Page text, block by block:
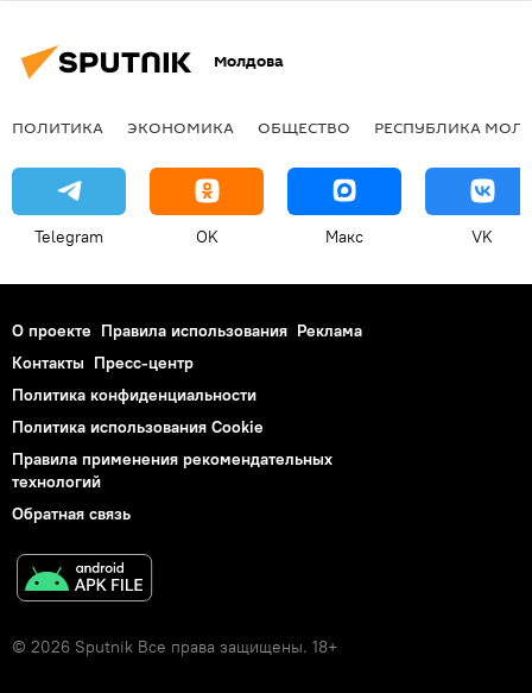
Молдова
ПОЛИТИКА ЭКОНОМИКА ОБЩЕСТВО РЕСПУБЛИКА
Telegram OK Макс VK
О проекте Правила использования Реклама
Контакты Пресс-центр
Политика конфиденциальности
Политика использования Cookie
Правила применения рекомендательных
технологий
Обратная связь
© 2026 Sputnik Все права защищены. 18+